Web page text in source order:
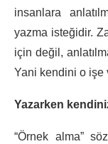
insanlara
yazma isteğidir.
için değil,
Yani kendini o işe
Yazarken
“Örnek alma”